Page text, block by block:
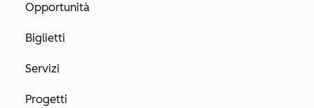
Opportunità
Biglietti
Servizi
Progetti